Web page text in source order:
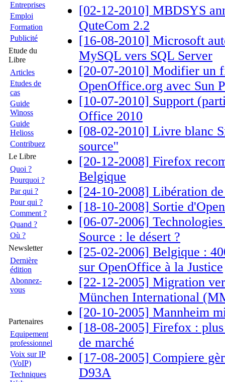
Entreprises
Emploi
Formation
Publicité
Etude du
Libre
Articles
Etudes de
cas
Guide
Winoss
Guide
Helioss
Contribuez
Le Libre
Quoi ?
Pourquoi ?
Par qui ?
Pour qui ?
Comment ?
Quand ?
Où ?
Newsletter
Dernière
édition
Abonnez-
vous
Partenaires
Equipement
professionnel
Voix sur IP
(VoIP)
Techniques
[02-12-2010] MBDSYS
QuteCom 2.2
[16-08-2010] Microsoft
MySQL vers SQL Server
[20-07-2010] Modifier un
OpenOffice.org avec Sun
[10-07-2010] Support
Office 2010
[08-02-2010] Livre blanc
source''
[20-12-2008] Firefox
Belgique
[24-10-2008] Libération
[18-10-2008] Sortie
[06-07-2006]
Source : le désert ?
[25-02-2006] Belgique :
sur OpenOffice à la Justice
[22-12-2005] Migration
München International
[20-10-2005] Mannheim
[18-08-2005] Firefox :
de marché
[17-08-2005] Compiere
D93A